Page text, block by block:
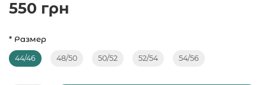
550 грн
* Размер
44/46 48/50 50/52 52/54 54/56